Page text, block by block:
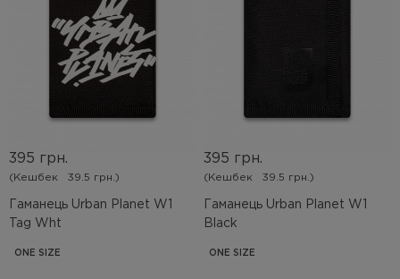
Гаманець Urban Planet W1
Tag Wht
395 грн.
(Кешбек 39.5 грн.)
ONE SIZE
Гаманець Urban Planet W1
Black
395 грн.
(Кешбек 39.5 грн.)
ONE SIZE